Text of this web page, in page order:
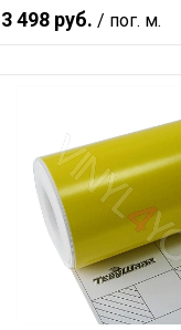
3 498 руб. / пог. м.
Купить в 1 клик
В избранное